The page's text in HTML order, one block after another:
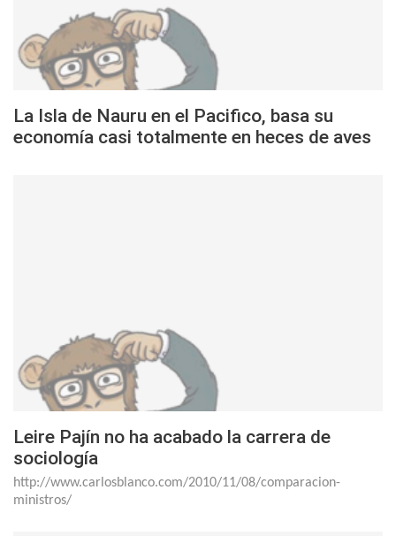
La Isla de Nauru en el Pacifico, basa su
economía casi totalmente en heces de aves
Leire Pajín no ha acabado la carrera de
sociología
http://www.carlosblanco.com/2010/11/08/comparacion-
ministros/